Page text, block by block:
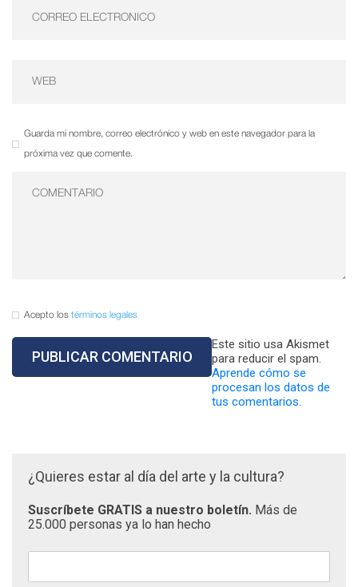
Guarda mi nombre, correo electrónico y web en este navegador para la
próxima vez que comente.
Acepto los términos legales
Este sitio usa Akismet
para reducir el spam.
Aprende cómo se
procesan los datos de
tus comentarios.
¿Quieres estar al día del arte y la cultura?
Suscríbete GRATIS a nuestro boletín. Más de
25.000 personas ya lo han hecho